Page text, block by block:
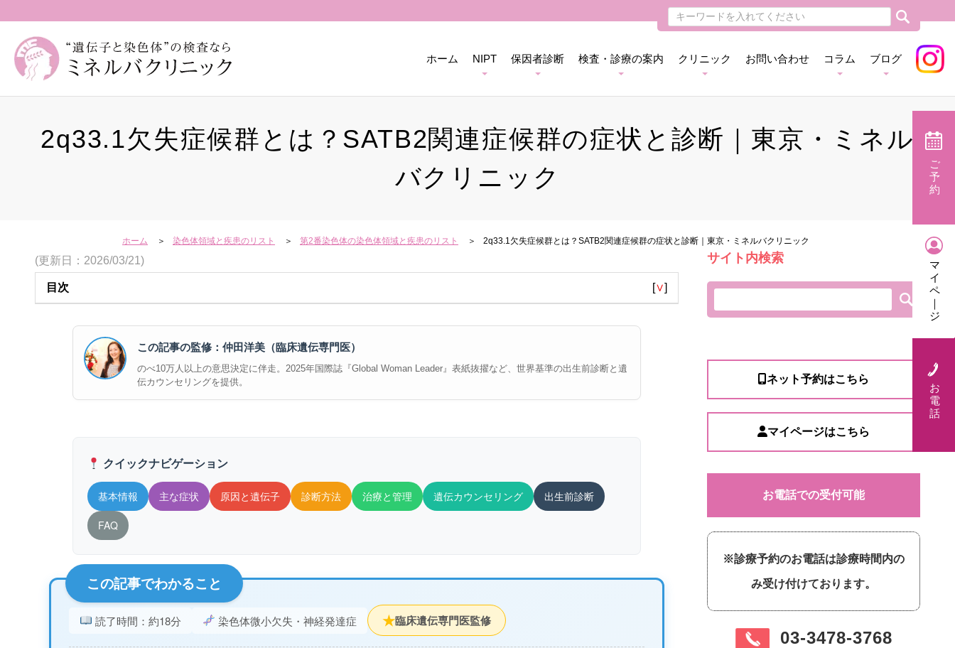
ホーム NIPT 保因者診断 検査・診療の案内 クリニック お問い合わせ コラム ブログ
2q33.1欠失症候群とは？SATB2関連症候群の症状と診断｜東京・ミネル
バクリニック
ホーム 染色体領域と疾患のリスト 第2番染色体の染色体領域と疾患のリスト 2q33.1欠失症候群とは？SATB2関連症候群の症状と診断｜東京・ミネルバクリニック
(更新日：2026/03/21)
目次 [∨]
この記事の監修：仲田洋美（臨床遺伝専門医）
のべ10万人以上の意思決定に伴走。2025年国際誌『Global Woman Leader』表紙抜擢など、世界基準の出生前診断と遺
伝カウンセリングを提供。
クイックナビゲーション
基本情報 主な症状 原因と遺伝子 診断方法 治療と管理 遺伝カウンセリング 出生前診断
FAQ
この記事でわかること
読了時間：約18分 染色体微小欠失・神経発達症 ★臨床遺伝専門医監修
サイト内検索
ネット予約はこちら
マイページはこちら
お電話での受付可能
※診療予約のお電話は診療時間内の
み受け付けております。
03-3478-3768
ご
予
約
マ
イ
ペ
｜
ジ
お
電
話